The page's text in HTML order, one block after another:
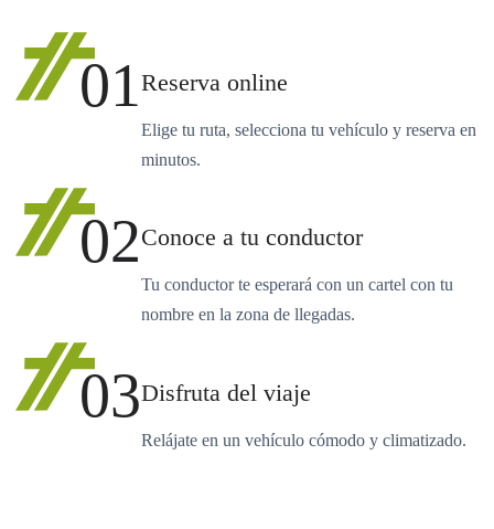
01Reserva online
Elige tu ruta, selecciona tu vehículo y reserva en
minutos.
02Conoce a tu conductor
Tu conductor te esperará con un cartel con tu
nombre en la zona de llegadas.
03Disfruta del viaje
Relájate en un vehículo cómodo y climatizado.